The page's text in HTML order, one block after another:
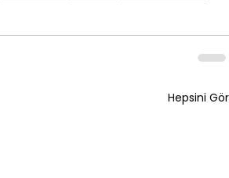
Hepsini Gör